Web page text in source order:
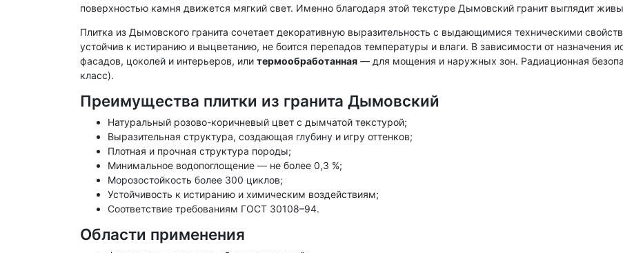
поверхностью камня движется мягкий свет. Именно благодаря этой текстуре Дымовский гранит выглядит
Плитка из Дымовского гранита сочетает декоративную выразительность с выдающимися техническими
устойчив к истиранию и выцветанию, не боится перепадов температуры и влаги. В зависимости от назначения
фасадов, цоколей и интерьеров, или термообработанная — для мощения и наружных зон. Радиационная
класс).
Преимущества плитки из гранита Дымовский
Натуральный розово-коричневый цвет с дымчатой текстурой;
Выразительная структура, создающая глубину и игру оттенков;
Плотная и прочная структура породы;
Минимальное водопоглощение — не более 0,3 %;
Морозостойкость более 300 циклов;
Устойчивость к истиранию и химическим воздействиям;
Соответствие требованиям ГОСТ 30108–94.
Области применения